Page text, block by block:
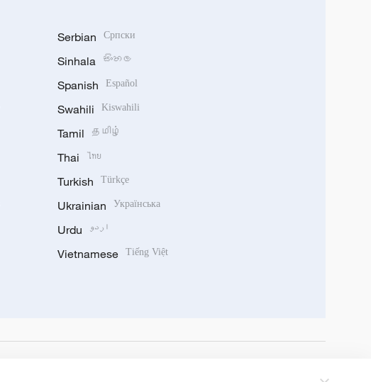
Serbian Српски
Sinhala සිංහල
Spanish Español
Swahili Kiswahili
Tamil தமிழ்
Thai ไทย
Turkish Türkçe
Ukrainian Українська
Urdu اردو
Vietnamese Tiếng Việt